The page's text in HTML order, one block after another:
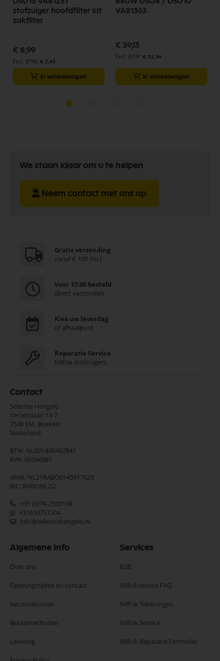
stofzuiger hoofdfilter kit
zakfilter
€ 8,99
€ 7,43
In winkelwagen
VA81363
€ 39,13
€ 32,34
In winkelwagen
We staan klaar om u te helpen
Neem contact met ons op
Gratis verzending
vanaf € 100 (NL)
Voor 17:00 besteld
direct verzonden
Kies uw leverdag
of afhaalpunt
Reparatie Service
Nilfisk stofzuigers
Contact
Selectra Hengelo
Verzetslaan 13-7
7548 EM, Boekelo
Nederland
BTW: NL001406482B41
KVK: 60566981
IBAN: NL21RABO0145617629
BIC: RABONL2U
+31 (0)74-2500199
+31630757204
info@selectrahengelo.nl
Algemene Info
Over ons
Openingstijden en contact
Verzendkosten
Betaalmethoden
Levering
Services
B2B
Nilfiskservice FAQ
Nilfisk Tekeningen
Nilfisk Service
Nilfisk Reparatie Formulier